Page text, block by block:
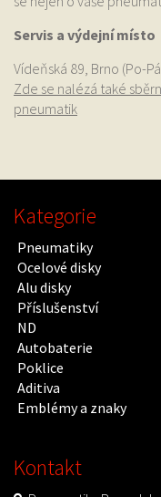
Servis a výdejní místo
Vídeňská 89, Brno (Po-
Zde se nalézá také
pneumatik
Kategorie
Pneumatiky
Ocelové disky
Alu disky
Příslušenství
ND
Autobaterie
Poklice
Aditiva
Emblémy a znaky
Kontakt